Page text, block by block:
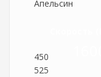
Апельсин
450
525